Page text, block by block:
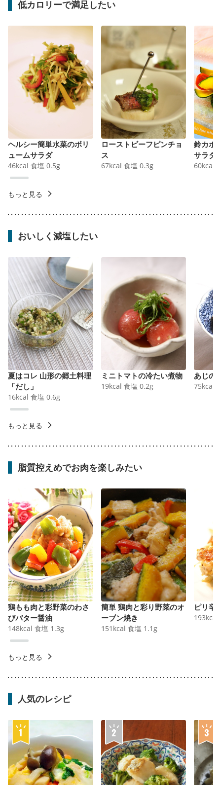
低カロリーで満足したい
ヘルシー簡単水菜のボリ
ュームサラダ
46kcal 食塩 0.5g
ローストビーフピンチョ
ス
67kcal 食塩 0.3g
鈴カボ
サラダ
60kcal
もっと見る
おいしく減塩したい
夏はコレ 山形の郷土料理
「だし」
16kcal 食塩 0.6g
ミニトマトの冷たい煮物
19kcal 食塩 0.2g
あじの
75kcal
もっと見る
脂質控えめでお肉を楽しみたい
鶏もも肉と彩野菜のわさ
びバター醤油
148kcal 食塩 1.3g
簡単 鶏肉と彩り野菜のオ
ーブン焼き
151 kcal 食塩 1.1 g
ピリ辛
193kcal
もっと見る
人気のレシピ